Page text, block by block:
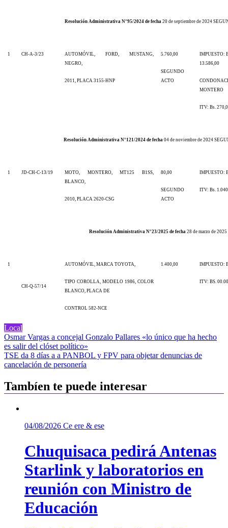
Resolución Administrativa N°95/2024 de fecha 20 de septiembre de 2024
1 CH-A-3/23
AUTOMÓVIL, FORD, MUSTANG,
NEGRO,
2011, PLACA 3155-HNP
5.760,00
SEGUNDO
ACTO
IMPUESTO:
13.586,00
MONTERO
ITV: Bs.
Resolución Administrativa N°121/2024 de fecha 04 de noviembre de 2024
1 JD-CH-C-13/19
MOTO, MONTERO, MT125 B1SS,
BLANCO,
2010, PLACA 2620-CSG
80,00
SEGUNDO
ACTO
IMPUESTO:
ITV: Bs.
Resolución Administrativa N°23/2025 de fecha28 de marzo de 2025
1
CH-Q-57/14
AUTOMÓVIL, MARCA TOYOTA,
TIPO COROLLA, MODELO 1986, COLOR
BLANCO, PLACA DE
CONTROL 582-NCE
1.400,00 IMPUESTO:
ITV: BS. 00.00
Local
Navegación
de
entradas
Osmar Vargas a concejal Gonzalo Pallares «lo único que ha hecho
es salir del clóset político»
TSE da 8 días a a PANBOL y FPV para objetar denuncias de
cancelación de personería
Tambíen te puede interesar
04/08/2026 Ce ere & ese
Chuquisaca pedirá Antenas
Starlink y laboratorios en
reunión con Ministro de
Educación